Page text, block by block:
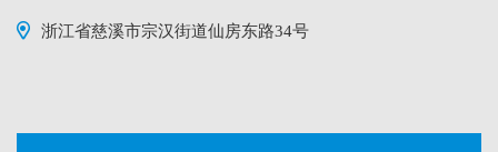
浙江省慈溪市宗汉街道仙房东路34号